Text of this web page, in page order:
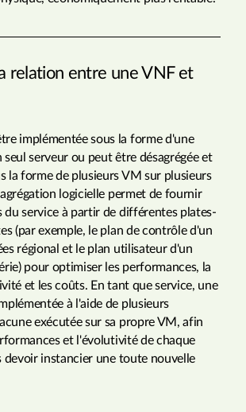
relation entre une VNF et
implémentée sous la forme d'une
seul serveur ou peut être désagrégée et
la forme de plusieurs VM sur plusieurs
logicielle permet de fournir
du service à partir de différentes plates-
(par exemple, le plan de contrôle d'un
régional et le plan utilisateur d'un
pour optimiser les performances, la
et les coûts. En tant que service, une
à l'aide de plusieurs
exécutée sur sa propre VM, afin
et l'évolutivité de chaque
devoir instancier une toute nouvelle